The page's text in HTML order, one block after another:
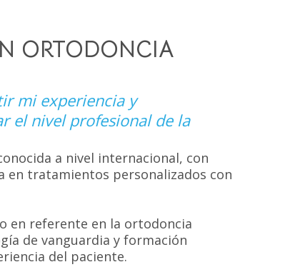
ORTODONCIA
mi experiencia y
el nivel profesional de la
a nivel internacional, con
en tratamientos personalizados con
en referente en la ortodoncia
de vanguardia y formación
del paciente.